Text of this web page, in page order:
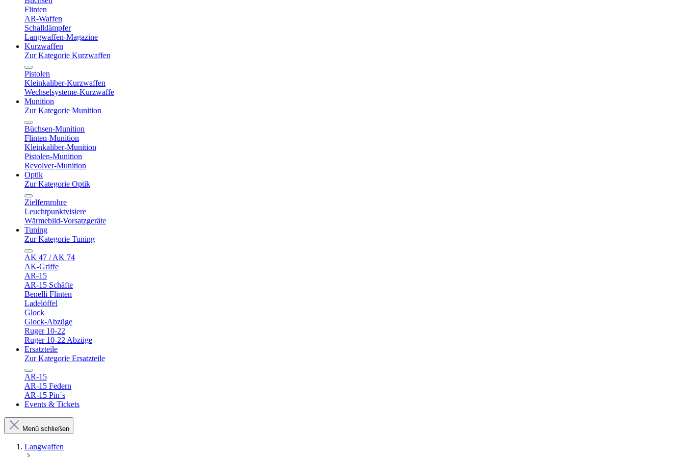
Flinten
AR-Waffen
Schalldämpfer
Langwaffen-Magazine
Kurzwaffen
Zur Kategorie Kurzwaffen
Pistolen
Kleinkaliber-Kurzwaffen
Wechselsysteme-Kurzwaffe
Munition
Zur Kategorie Munition
Büchsen-Munition
Flinten-Munition
Kleinkaliber-Munition
Pistolen-Munition
Revolver-Munition
Optik
Zur Kategorie Optik
Zielfernrohre
Leuchtpunktvisiere
Wärmebild-Vorsatzgeräte
Tuning
Zur Kategorie Tuning
AK 47 / AK 74
AK-Griffe
AR-15
AR-15 Schäfte
Benelli Flinten
Ladelöffel
Glock
Glock-Abzüge
Ruger 10-22
Ruger 10-22 Abzüge
Ersatzteile
Zur Kategorie Ersatzteile
AR-15
AR-15 Federn
AR-15 Pin´s
Events & Tickets
Menü schließen
Langwaffen